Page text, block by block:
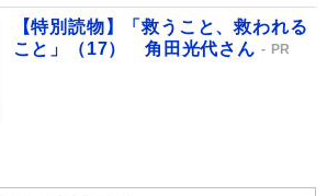
【特別読物】「救うこと、救われる
こと」（17） 角田光代さん
PR